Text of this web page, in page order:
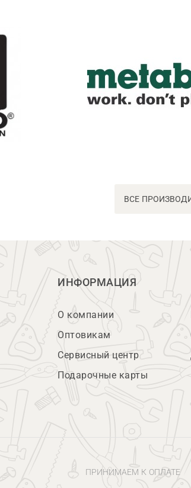
ВСЕ
ИНФОРМАЦИЯ
О компании
Оптовикам
Сервисный центр
Подарочные карты
ПРИНИМАЕМ К ОПЛАТЕ